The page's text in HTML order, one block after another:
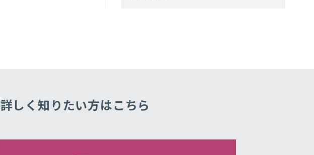
詳しく知りたい方はこちら